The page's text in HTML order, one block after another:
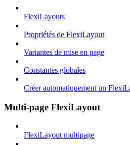
FlexiLayouts
Propriétés de FlexiLayout
Variantes de mise en page
Constantes globales
Créer automatiquement un
Multi-page FlexiLayout
FlexiLayout multipage